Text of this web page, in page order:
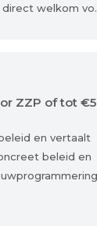
welkom
ZZP of tot
en vertaalt
beleid en